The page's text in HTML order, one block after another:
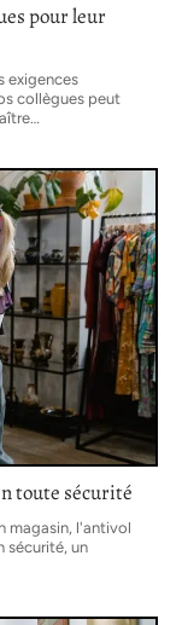
pour leur
exigences
collègues peut
toute sécurité
magasin, l'antivol
sécurité, un